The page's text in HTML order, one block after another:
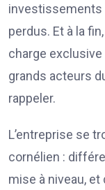
investissements
perdus. Et à la
charge
grands acteurs
rappeler.
L’entreprise se
cornélien :
mise à niveau,